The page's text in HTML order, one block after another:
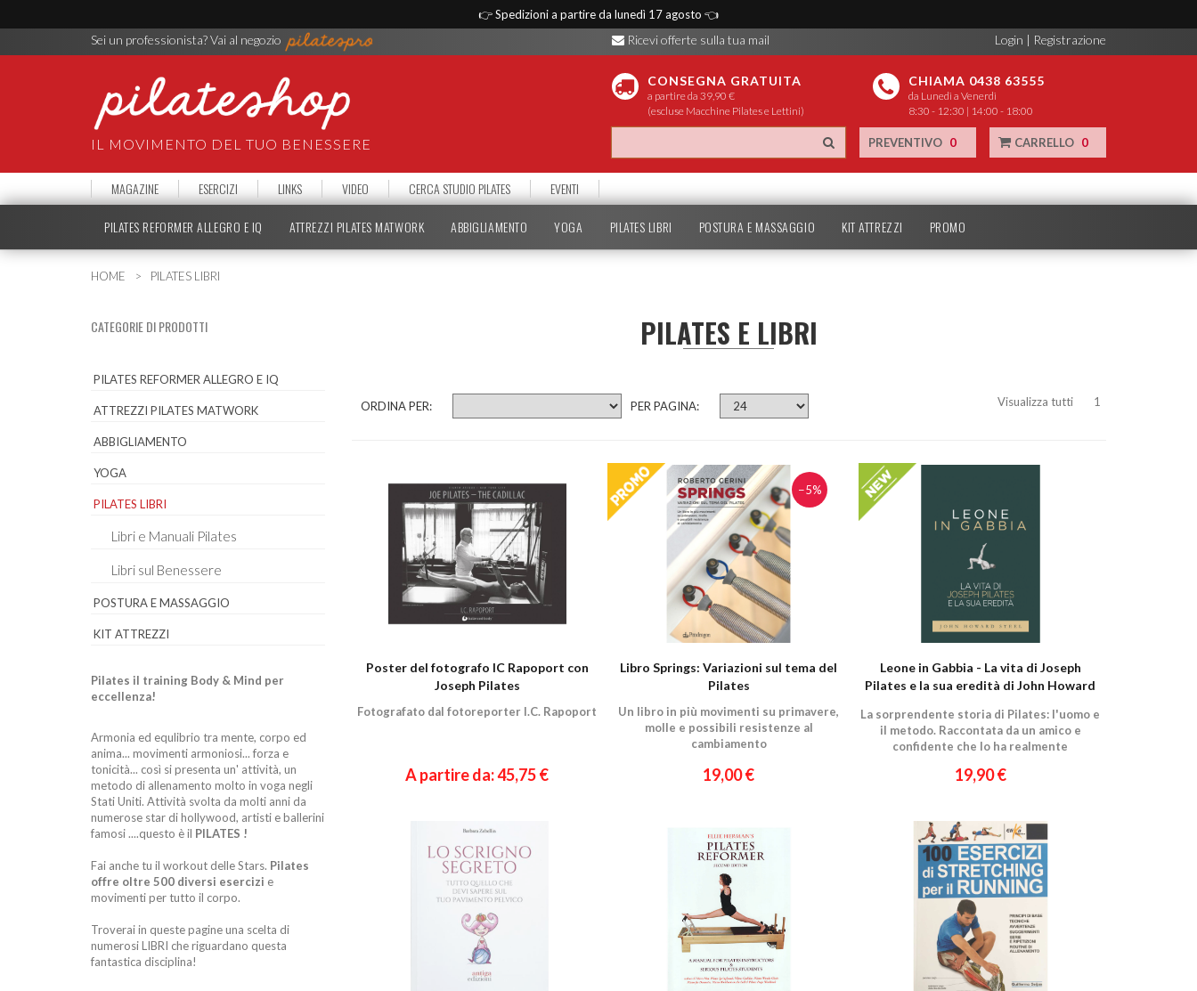
👉Spedizioni a partire da lunedì 17 agosto 👈
Sei un professionista? Vai al negozio Ricevi offerte sulla tua mail Login | Registrazione
IL MOVIMENTO DEL TUO BENESSERE
CONSEGNA GRATUITA
a partire da 39,90 €
(escluse Macchine Pilates e Lettini)
CHIAMA 0438 63555
da Lunedì a Venerdì
8:30 - 12:30 | 14:00 - 18:00
PREVENTIVO 0 CARRELLO 0
MAGAZINE ESERCIZI LINKS VIDEO CERCA STUDIO PILATES EVENTI
PILATES REFORMER ALLEGRO E IQ ATTREZZI PILATES MATWORK ABBIGLIAMENTO YOGA PILATES LIBRI POSTURA E MASSAGGIO KIT ATTREZZI PROMO
HOME PILATES LIBRI
CATEGORIE DI PRODOTTI
PILATES REFORMER ALLEGRO E IQ
ATTREZZI PILATES MATWORK
ABBIGLIAMENTO
YOGA
PILATES LIBRI
Libri e Manuali Pilates
Libri sul Benessere
POSTURA E MASSAGGIO
KIT ATTREZZI
Pilates il training Body & Mind per
eccellenza!
Armonia ed equlibrio tra mente, corpo ed
anima... movimenti armoniosi... forza e
tonicità... così si presenta un' attività, un
metodo di allenamento molto in voga negli
Stati Uniti. Attività svolta da molti anni da
numerose star di hollywood, artisti e ballerini
famosi ....questo è il PILATES !
Fai anche tu il workout delle Stars. Pilates
offre oltre 500 diversi esercizi e
movimenti per tutto il corpo.
Troverai in queste pagine una scelta di
numerosi LIBRI che riguardano questa
fantastica disciplina!
PILATES E LIBRI
ORDINA PER: PER PAGINA: Visualizza tutti 1
Poster del fotografo IC Rapoport con
Joseph Pilates
Fotografato dal fotoreporter I.C. Rapoport
A partire da: 45,75 €
−5%
Libro Springs: Variazioni sul tema del
Pilates
Un libro in più movimenti su primavere,
molle e possibili resistenze al
cambiamento
19,00 €
Leone in Gabbia - La vita di Joseph
Pilates e la sua eredità di John Howard
La sorprendente storia di Pilates: l'uomo e
il metodo. Raccontata da un amico e
confidente che lo ha realmente
19,90 €